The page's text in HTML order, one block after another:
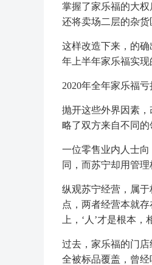
掌握了家乐福的大
还将卖场二层的杂货
这样改造下来，的
年上半年家乐福实现
2020年全年家乐福
抛开这些外界因素
略了双方来自不同的
一位零售业内人士
同，而苏宁却用管
纵观苏宁经营，属
点，两者经营本就
上，‘人’才是根本
过去，家乐福的门
全被标品覆盖，曾经